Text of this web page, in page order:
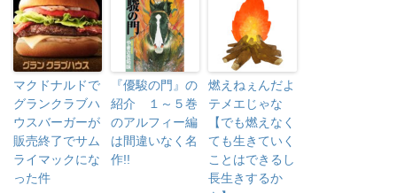
マクドナルドで
グランクラブハ
ウスバーガーが
販売終了でサム
ライマックにな
った件
『優駿の門』の
紹介 １～５巻
のアルフィー編
は間違いなく名
作!!
燃えねぇんだよ
テメエじゃな
【でも燃えなく
ても生きていく
ことはできるし
長生きするか